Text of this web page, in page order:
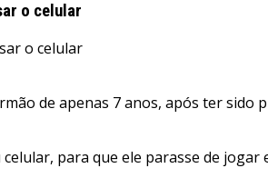
o celular
de apenas 7 anos, após ter sido
para que ele parasse de jogar